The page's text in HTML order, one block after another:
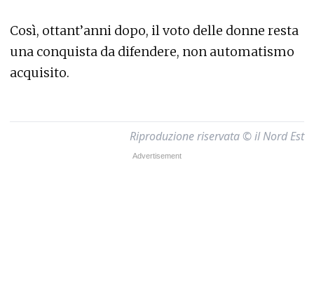
Così, ottant’anni dopo, il voto delle donne resta
una conquista da difendere, non automatismo
acquisito.
Riproduzione riservata © il Nord Est